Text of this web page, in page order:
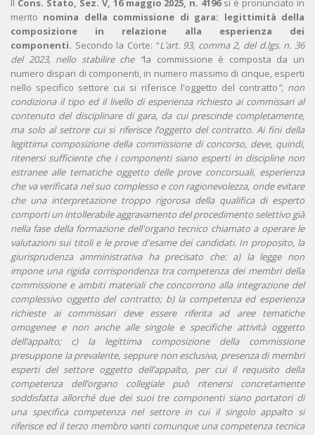
Cons. Stato, Sez. V, 16 maggio 2025, n. 4196si è pronunciato in
merito nomina della commissione di gara: legittimità della
composizione in relazione alla esperienza dei
componenti. Secondo la Corte: “L’art. 93, comma 2, del d.lgs. n. 36
del 2023, nello stabilire che “la commissione è composta da un
numero dispari di componenti, in numero massimo di cinque, esperti
nello specifico settore cui si riferisce l'oggetto del contratto”, non
condiziona il tipo ed il livello di esperienza richiesto ai commissari al
contenuto del disciplinare di gara, da cui prescinde completamente,
ma solo al settore cui si riferisce l’oggetto del contratto. Ai fini della
legittima composizione della commissione di concorso, deve, quindi,
ritenersi sufficiente che i componenti siano esperti in discipline non
estranee alle tematiche oggetto delle prove concorsuali, esperienza
che va verificata nel suo complesso e con ragionevolezza, onde evitare
che una interpretazione troppo rigorosa della qualifica di esperto
comporti un intollerabile aggravamento del procedimento selettivo già
nella fase della formazione dell'organo tecnico chiamato a operare le
valutazioni sui titoli e le prove d'esame dei candidati. In proposito, la
giurisprudenza amministrativa ha precisato che: a) la legge non
impone una rigida corrispondenza tra competenza dei membri della
commissione e ambiti materiali che concorrono alla integrazione del
complessivo oggetto del contratto; b) la competenza ed esperienza
richieste ai commissari deve essere riferita ad aree tematiche
omogenee e non anche alle singole e specifiche attività oggetto
dell’appalto; c) la legittima composizione della commissione
presuppone la prevalente, seppure non esclusiva, presenza di membri
esperti del settore oggetto dell’appalto, per cui il requisito della
competenza dell’organo collegiale può ritenersi concretamente
soddisfatta allorché due dei suoi tre componenti siano portatori di
una specifica competenza nel settore in cui il singolo appalto si
riferisce ed il terzo membro vanti comunque una competenza tecnica